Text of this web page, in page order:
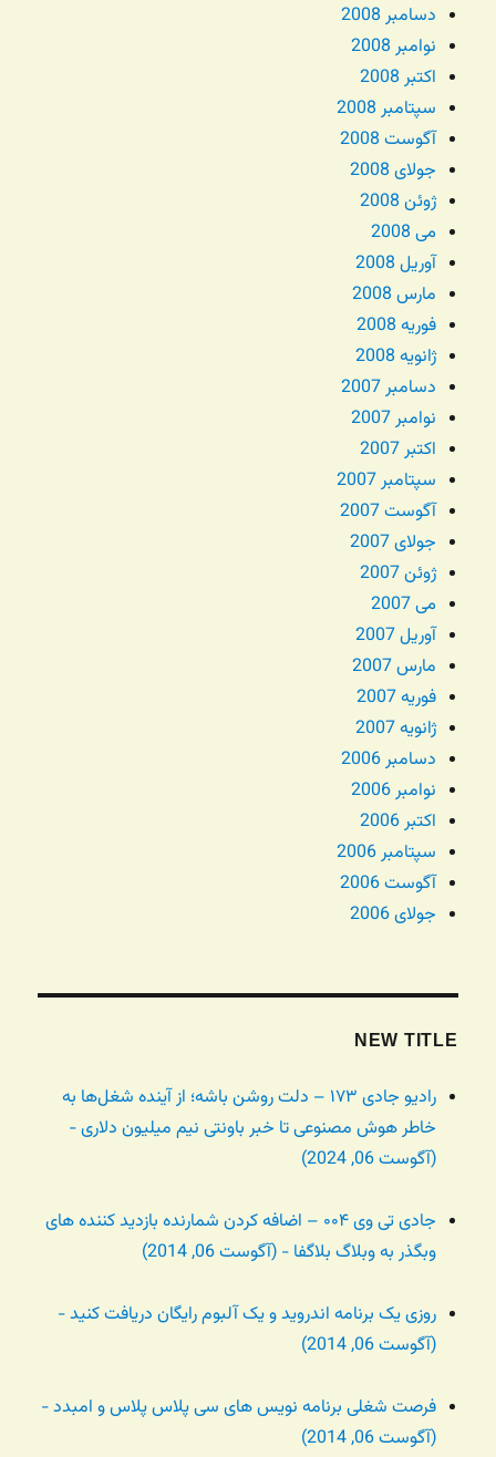
دسامبر 2008
نوامبر 2008
اکتبر 2008
سپتامبر 2008
آگوست 2008
جولای 2008
ژوئن 2008
می 2008
آوریل 2008
مارس 2008
فوریه 2008
ژانویه 2008
دسامبر 2007
نوامبر 2007
اکتبر 2007
سپتامبر 2007
آگوست 2007
جولای 2007
ژوئن 2007
می 2007
آوریل 2007
مارس 2007
فوریه 2007
ژانویه 2007
دسامبر 2006
نوامبر 2006
اکتبر 2006
سپتامبر 2006
آگوست 2006
جولای 2006
NEW TITLE
رادیو جادی ۱۷۳ – دلت روشن باشه؛ از آینده شغل‌ها به
خاطر هوش مصنوعی تا خبر باونتی نیم میلیون دلاری -
(آگوست 06, 2024)
جادی تی وی ۰۰۴ – اضافه کردن شمارنده بازدید کننده های
وبگذر به وبلاگ بلاگفا - (آگوست 06, 2014)
روزی یک برنامه اندروید و یک آلبوم رایگان دریافت کنید -
(آگوست 06, 2014)
فرصت شغلی برنامه نویس های سی پلاس پلاس و امبدد -
(آگوست 06, 2014)